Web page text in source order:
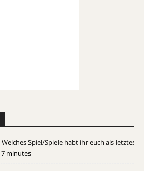
Welches Spiel/Spiele habt ihr euch als letztes
minutes